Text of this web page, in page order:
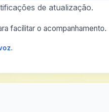
de atualização.
facilitar o acompanhamento.